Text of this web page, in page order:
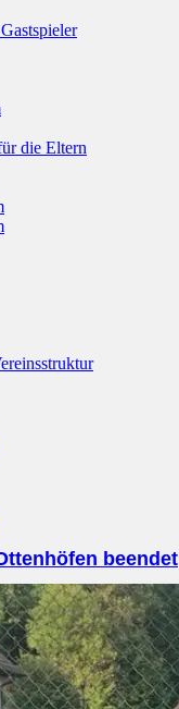
die Eltern
beendet